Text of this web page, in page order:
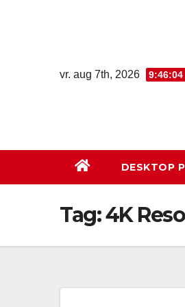
vr. aug 7th, 2026 9:46:04
DESKTOP
Tag:4K